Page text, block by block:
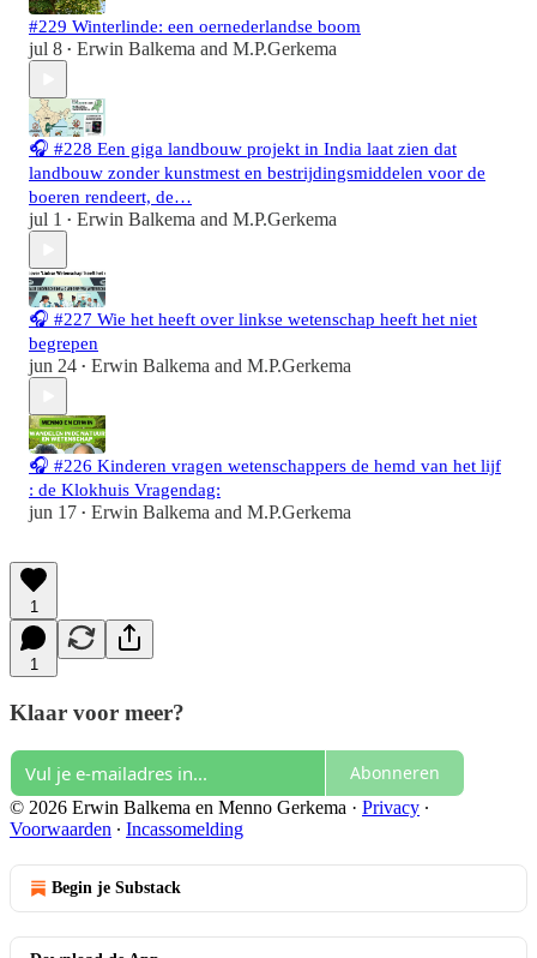
#229 Winterlinde: een oernederlandse boom
jul 8 • Erwin Balkema and M.P.Gerkema
🎧 #228 Een giga landbouw projekt in India laat zien dat
landbouw zonder kunstmest en bestrijdingsmiddelen voor de
boeren rendeert, de…
jul 1 • Erwin Balkema and M.P.Gerkema
🎧 #227 Wie het heeft over linkse wetenschap heeft het niet
begrepen
jun 24 • Erwin Balkema and M.P.Gerkema
🎧 #226 Kinderen vragen wetenschappers de hemd van het lijf
: de Klokhuis Vragendag:
jun 17 • Erwin Balkema and M.P.Gerkema
1
1
Klaar voor meer?
Abonneren
© 2026 Erwin Balkema en Menno Gerkema · Privacy ∙
Voorwaarden ∙ Incassomelding
Begin je Substack